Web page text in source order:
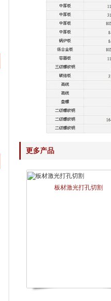
更多产品
板材激光打孔切割